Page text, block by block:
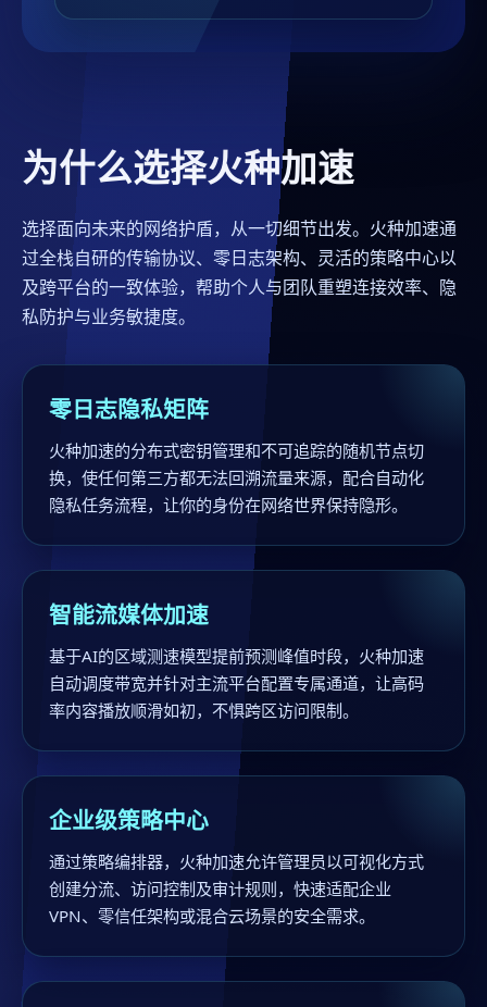
为什么选择火种加速
选择面向未来的网络护盾，从一切细节出发。火种加速通
过全栈自研的传输协议、零日志架构、灵活的策略中心以
及跨平台的一致体验，帮助个人与团队重塑连接效率、隐
私防护与业务敏捷度。
零日志隐私矩阵
火种加速的分布式密钥管理和不可追踪的随机节点切
换，使任何第三方都无法回溯流量来源，配合自动化
隐私任务流程，让你的身份在网络世界保持隐形。
智能流媒体加速
基于AI的区域测速模型提前预测峰值时段，火种加速
自动调度带宽并针对主流平台配置专属通道，让高码
率内容播放顺滑如初，不惧跨区访问限制。
企业级策略中心
通过策略编排器，火种加速允许管理员以可视化方式
创建分流、访问控制及审计规则，快速适配企业
VPN、零信任架构或混合云场景的安全需求。